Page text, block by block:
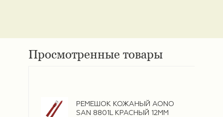
Просмотренные товары
РЕМЕШОК КОЖАНЫЙ AONO
SAN 8801L КРАСНЫЙ 12ММ